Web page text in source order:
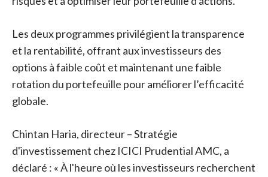
Les deux programmes privilégient la transparence
et la rentabilité, offrant aux investisseurs des
options à faible coût et maintenant une faible
rotation du portefeuille pour améliorer l’efficacité
globale.
Chintan Haria, directeur – Stratégie
d'investissement chez ICICI Prudential AMC, a
déclaré : « À l'heure où les investisseurs recherchent